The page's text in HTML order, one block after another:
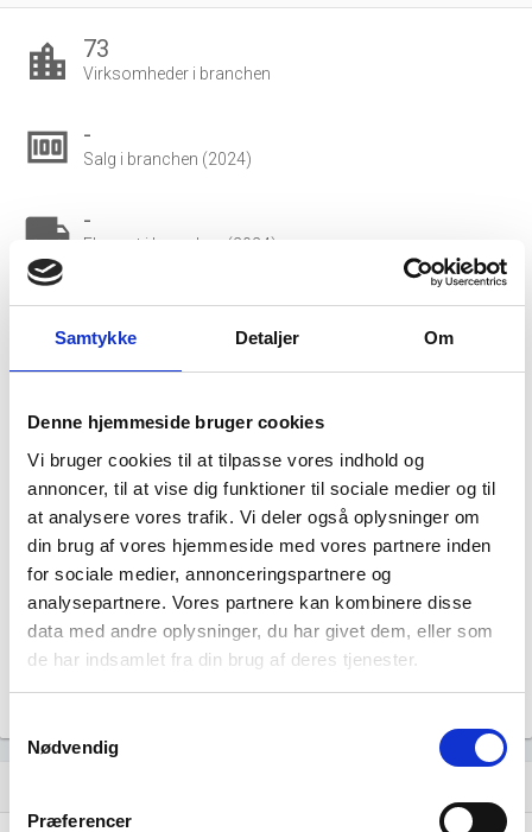
Samtykke Detaljer Om
Denne hjemmeside bruger cookies
Vi bruger cookies til at tilpasse vores indhold og
annoncer, til at vise dig funktioner til sociale medier og til
at analysere vores trafik. Vi deler også oplysninger om
din brug af vores hjemmeside med vores partnere inden
for sociale medier, annonceringspartnere og
analysepartnere. Vores partnere kan kombinere disse
data med andre oplysninger, du har givet dem, eller som
de har indsamlet fra din brug af deres tjenester.
Nødvendig
Præferencer
location_city 73
Virksomheder i branchen
money -
Salg i branchen (2024)
local_shipping -
Eksport i branchen (2024)
account_balance_wallet 642.984 DKK
Gns. lønsum pr. fuldtidsbeskæftiget
people_outline Beskæftigede i branchen
group 12.302
Fuldtidsbeskæftigede i branchen
7.356
Beskæftigede kvinder i branchen
5.497
Beskæftigede mænd i branchen